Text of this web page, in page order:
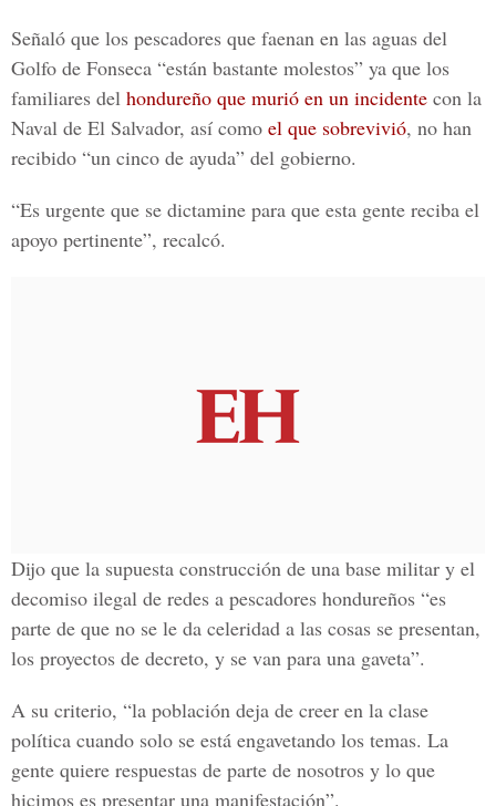
Señaló que los pescadores que faenan en las aguas del
Golfo de Fonseca “están bastante molestos” ya que los
familiares del hondureño que murió en un incidente con la
Naval de El Salvador, así como el que sobrevivió, no han
recibido “un cinco de ayuda” del gobierno.
“Es urgente que se dictamine para que esta gente reciba el
apoyo pertinente”, recalcó.
Dijo que la supuesta construcción de una base militar y el
decomiso ilegal de redes a pescadores hondureños “es
parte de que no se le da celeridad a las cosas se presentan,
los proyectos de decreto, y se van para una gaveta”.
A su criterio, “la población deja de creer en la clase
política cuando solo se está engavetando los temas. La
gente quiere respuestas de parte de nosotros y lo que
hicimos es presentar una manifestación”.